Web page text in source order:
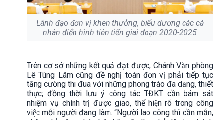
Lãnh đạo đơn vị khen thưởng, biểu dương các cá
nhân điển hình tiên tiến giai đoạn 2020-2025
Trên cơ sở những kết quả đạt được, Chánh Văn phòng
Lê Tùng Lâm cũng đề nghị toàn đơn vị phải tiếp tục
tăng cường thi đua với những phong trào đa dạng, thiết
thực; đồng thời lưu ý công tác TĐKT cần bám sát
nhiệm vụ chính trị được giao, thể hiện rõ trong công
việc mỗi người đang làm. “Người lao công thì cần mẫn,